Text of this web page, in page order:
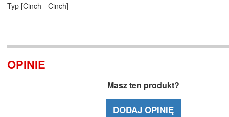
Typ [Cinch - Cinch]
OPINIE
Masz ten produkt?
DODAJ OPINIĘ